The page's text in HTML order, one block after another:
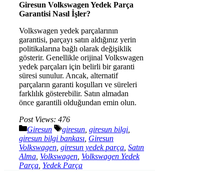
Giresun Volkswagen Yedek Parça
Garantisi Nasıl İşler?
Volkswagen yedek parçalarının
garantisi, parçayı satın aldığınız yerin
politikalarına bağlı olarak değişiklik
gösterir. Genellikle orijinal Volkswagen
yedek parçaları için belirli bir garanti
süresi sunulur. Ancak, alternatif
parçaların garanti koşulları ve süreleri
farklılık gösterebilir. Satın almadan
önce garantili olduğundan emin olun.
Post Views: 476
Kategoriler
Giresun Etiketler
giresun giresun bilgi
giresun bilgi bankası Giresun
Volkswagen giresun yedek parça Satın
Alma Volkswagen Volkswagen Yedek
Parça Yedek Parça